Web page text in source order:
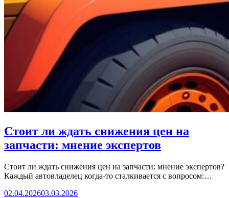
Стоит ли ждать снижения цен на
запчасти: мнение экспертов
Стоит ли ждать снижения цен на запчасти: мнение экспертов?
Каждый автовладелец когда‑то сталкивается с вопросом:…
02.04.202603.03.2026